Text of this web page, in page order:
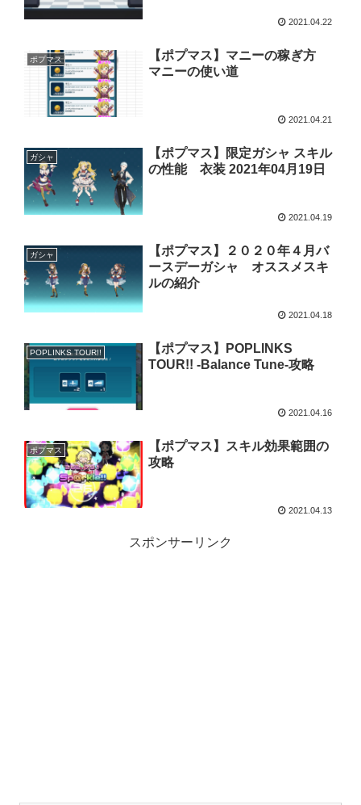
2021.04.22
ポプマス
【ポプマス】マニーの稼ぎ方
マニーの使い道
2021.04.21
ガシャ
【ポプマス】限定ガシャ スキル
の性能 衣装 2021年04月19日
2021.04.19
ガシャ
【ポプマス】２０２０年４月バ
ースデーガシャ オススメスキ
ルの紹介
2021.04.18
POPLINKS TOUR!!
【ポプマス】POPLINKS
TOUR!! -Balance Tune-攻略
2021.04.16
ポプマス
【ポプマス】スキル効果範囲の
攻略
2021.04.13
スポンサーリンク